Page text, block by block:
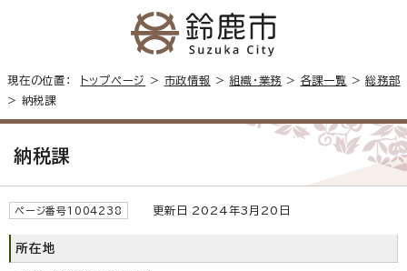
現在の位置： トップページ > 市政情報 >組織・業務 > 各課一覧 >総務部
> 納税課
納税課
ページ番号1004238 更新日 2024年3月20日
所在地